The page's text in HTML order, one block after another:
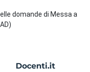
domande di Messa a
Docenti.it